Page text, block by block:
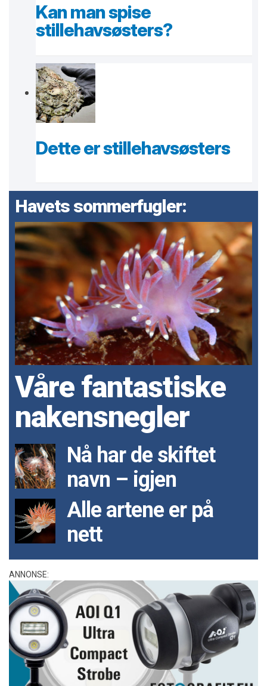
Kan man spise
stillehavsøsters?
Dette er stillehavsøsters
Havets sommerfugler:
Våre fantastiske
nakensnegler
Nå har de skiftet
navn – igjen
Alle artene er på
nett
ANNONSE: